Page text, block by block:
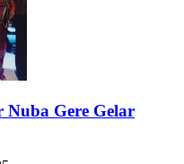
Nuba Gere Gelar